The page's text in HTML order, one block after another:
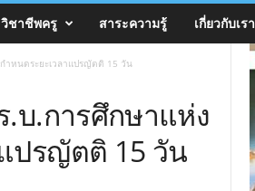
วิชาชีพครู สาระความรู้ เกี่ยวกับเรา
ำหนดระยะเวลาแปรญัตติ 15 วัน
บ.การศึกษาแห่ง
ปรญัตติ 15 วัน